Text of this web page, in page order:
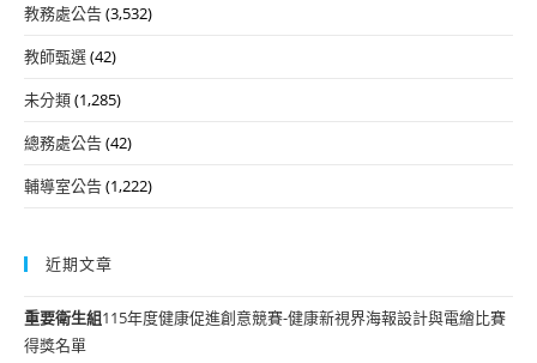
教務處公告(3,532)
教師甄選(42)
未分類(1,285)
總務處公告(42)
輔導室公告(1,222)
近期文章
重要衛生組115年度健康促進創意競賽-健康新視界海報設計與電繪比賽
得獎名單